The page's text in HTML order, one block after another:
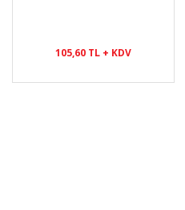
105,60 TL + KDV